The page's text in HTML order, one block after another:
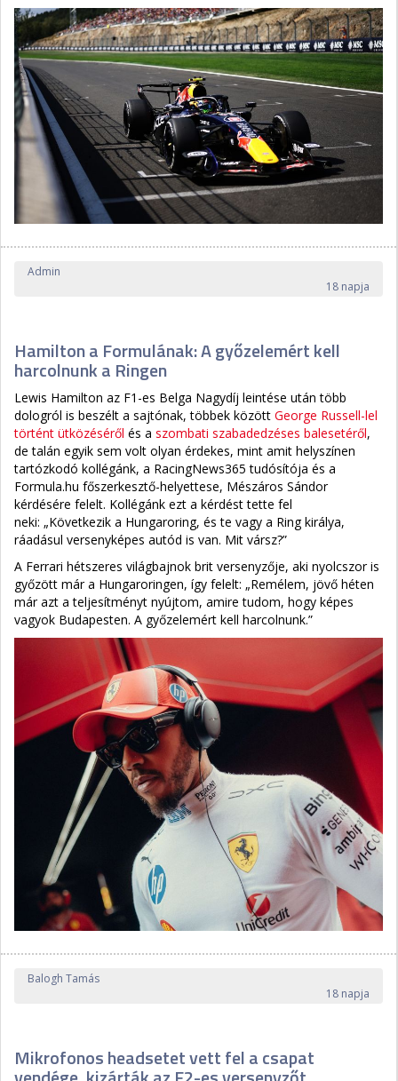
Admin
18 napja
Hamilton a Formulának: A győzelemért kell
harcolnunk a Ringen
Lewis Hamilton az F1-es Belga Nagydíj leintése után több
dologról is beszélt a sajtónak, többek között George Russell-lel
történt ütközéséről és a szombati szabadedzéses balesetéről,
de talán egyik sem volt olyan érdekes, mint amit helyszínen
tartózkodó kollégánk, a RacingNews365 tudósítója és a
Formula.hu főszerkesztő-helyettese, Mészáros Sándor
kérdésére felelt. Kollégánk ezt a kérdést tette fel
neki: „Következik a Hungaroring, és te vagy a Ring királya,
ráadásul versenyképes autód is van. Mit vársz?”
A Ferrari hétszeres világbajnok brit versenyzője, aki nyolcszor is
győzött már a Hungaroringen, így felelt: „Remélem, jövő héten
már azt a teljesítményt nyújtom, amire tudom, hogy képes
vagyok Budapesten. A győzelemért kell harcolnunk.”
Balogh Tamás
18 napja
Mikrofonos headsetet vett fel a csapat